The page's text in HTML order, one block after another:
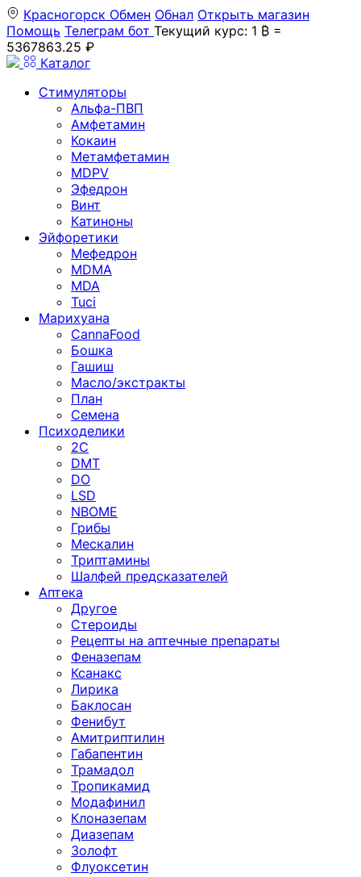
Красногорск Обмен Обнал Открыть магазин
Помощь Телеграм бот Текущий курс: 1 ₿ =
5367863.25 ₽
Каталог
Стимуляторы
Альфа-ПВП
Амфетамин
Кокаин
Метамфетамин
MDPV
Эфедрон
Винт
Катиноны
Эйфоретики
Мефедрон
MDMA
MDA
Tuci
Марихуана
CannaFood
Бошка
Гашиш
Масло/экстракты
План
Семена
Психоделики
2C
DMT
DO
LSD
NBOME
Грибы
Мескалин
Триптамины
Шалфей предсказателей
Аптека
Другое
Стероиды
Рецепты на аптечные препараты
Феназепам
Ксанакс
Лирика
Баклосан
Фенибут
Амитриптилин
Габапентин
Трамадол
Тропикамид
Модафинил
Клоназепам
Диазепам
Золофт
Флуоксетин